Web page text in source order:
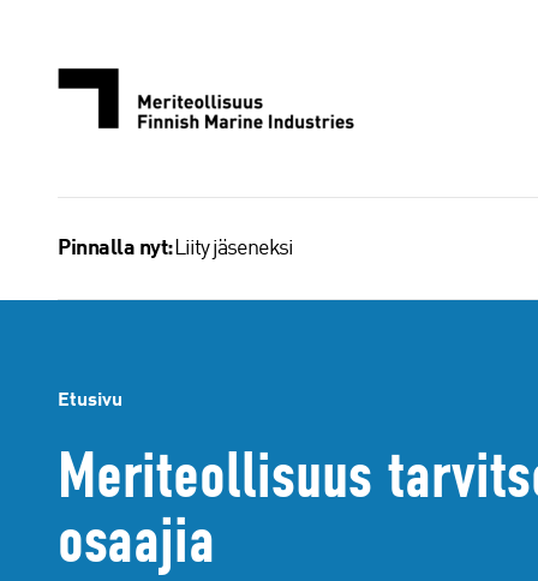
Pinnalla nyt: Liity jäseneksi
Etusivu
Meriteollisuus
osaajia